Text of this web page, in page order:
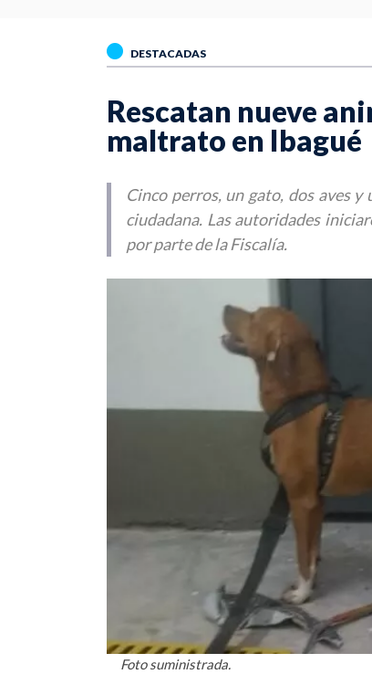
DESTACADAS
Rescatan nueve
maltrato en Ibagué
Cinco perros, un gato, dos aves
ciudadana. Las autoridades
por parte de la Fiscalía.
Foto suministrada.